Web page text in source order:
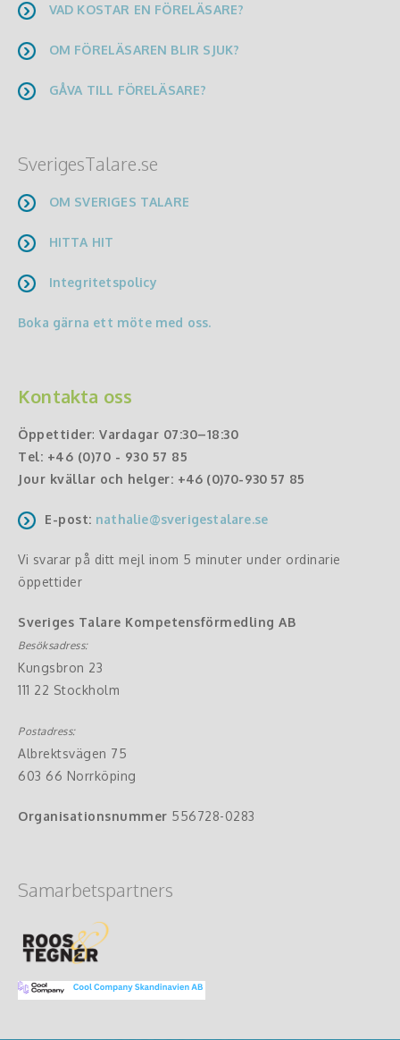
VAD KOSTAR EN FÖRELÄSARE?
OM FÖRELÄSAREN BLIR SJUK?
GÅVA TILL FÖRELÄSARE?
SverigesTalare.se
OM SVERIGES TALARE
HITTA HIT
Integritetspolicy
Boka gärna ett möte med oss.
Kontakta oss
Öppettider: Vardagar 07:30–18:30
Tel: +46 (0)70 - 930 57 85
Jour kvällar och helger: +46 (0)70-930 57 85
E-post: nathalie@sverigestalare.se
Vi svarar på ditt mejl inom 5 minuter under ordinarie
öppettider
Sveriges Talare Kompetensförmedling AB
Besöksadress:
Kungsbron 23
111 22 Stockholm
Postadress:
Albrektsvägen 75
603 66 Norrköping
Organisationsnummer 556728-0283
Samarbetspartners